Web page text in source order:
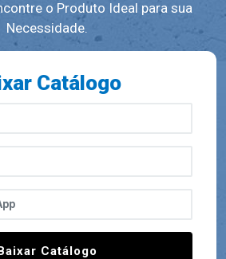
o Produto Ideal para sua
Necessidade.
Catálogo
Catálogo